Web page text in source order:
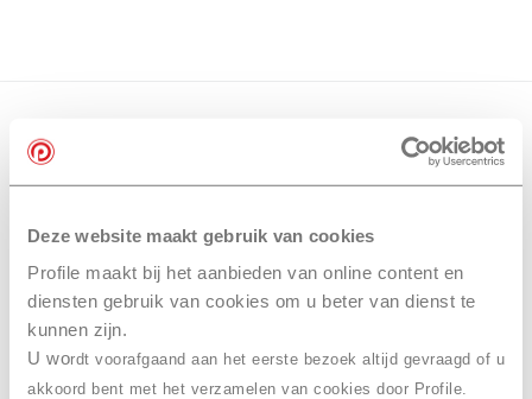
Deze website maakt gebruik van cookies
Profile maakt bij het aanbieden van online content en
diensten gebruik van cookies om u beter van dienst te
kunnen zijn.
U wordt voorafgaand aan het eerste bezoek altijd gevraagd of u
akkoord bent met het verzamelen van cookies door Profile.